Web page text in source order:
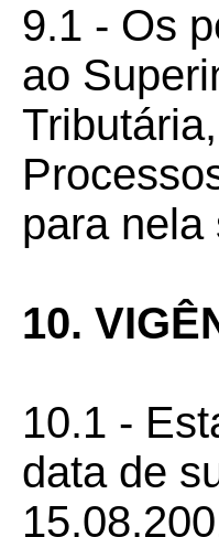
9.1 - Os
ao
para nela
10.
10.1 -
data de